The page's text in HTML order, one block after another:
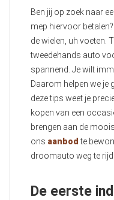
Ben jij op zoek naar
mep hiervoor
de wielen, uh voeten.
tweedehands auto
spannend. Je wilt
Daarom helpen we je
deze tips weet je
kopen van een
brengen aan de
ons aanbod te
droomauto weg te
De eerste